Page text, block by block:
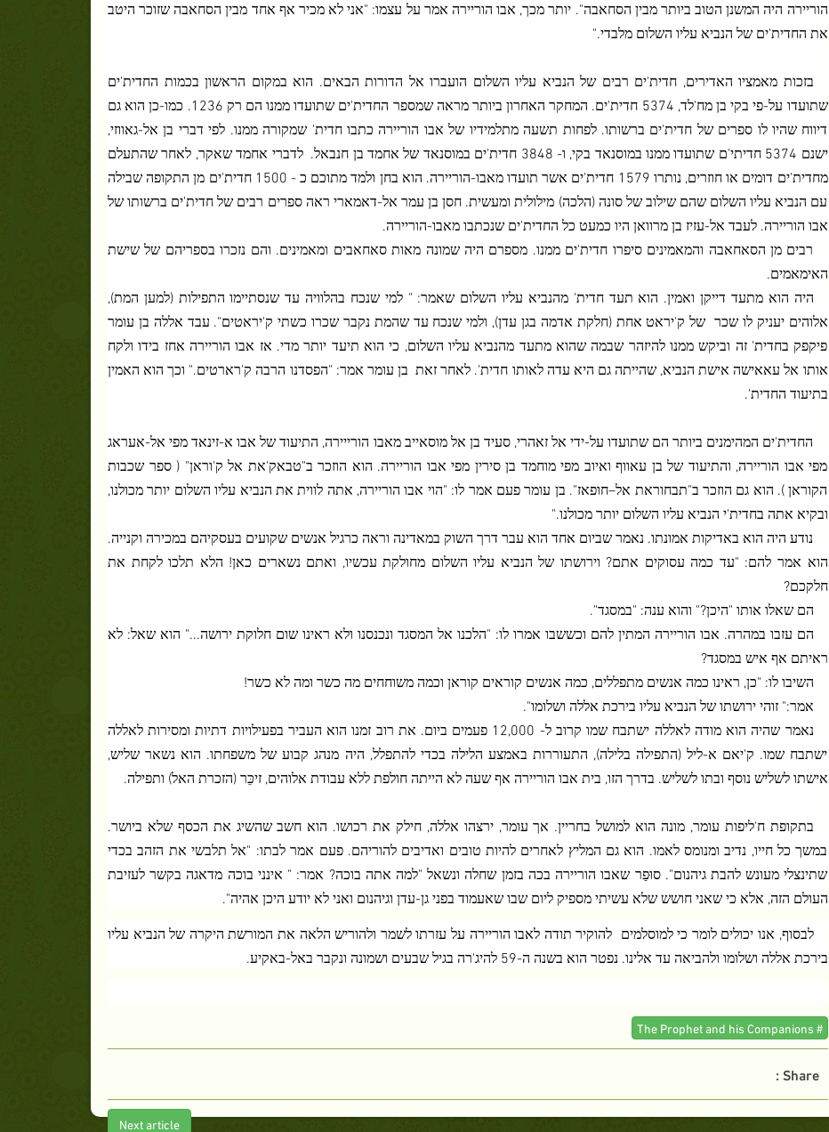
הוריירה היה המשנן הטוב ביותר מבין הסחאבה". יותר מכך, אבו הוריירה אמר על עצמו: "אני לא מכיר אף אחד מבין הסחאבה שזוכר היטב
את החדית'ים של הנביא עליו השלום מלבדי."
בזכות מאמציו האדירים, חדית'ים רבים של הנביא עליו השלום הועברו אל הדורות הבאים. הוא במקום הראשון בכמות החדית'ים
שתועדו על-פי בקי בן מח'לד, 5374 חדית'ים. המחקר האחרון ביותר מראה שמספר החדית'ים שתועדו ממנו הם רק 1236. כמו-כן הוא גם
דיווח שהיו לו ספרים של חדית'ים ברשותו. לפחות תשעה מתלמידיו של אבו הוריירה כתבו חדית' שמקורה ממנו. לפי דברי בן אל-גאווזי,
ישנם 5374 חדיתי'ם שתועדו ממנו במוסנאד בקי, ו- 3848 חדית'ים במוסנאד של אחמד בן חנבאל.
לדברי אחמד שאקר, לאחר שהתעלם
מחדית'ים דומים או חוזרים, נותרו 1579 חדית'ים אשר תועדו מאבו-הוריירה. הוא בחן ולמד מתוכם כ - 1500 חדית'ים מן התקופה שבילה
עם הנביא עליו השלום שהם שילוב של סונה (הלכה) מילולית ומעשית. חסן בן עמר אל-דאמארי ראה ספרים רבים של חדית'ים ברשותו של
אבו הוריירה. לעבד אל-עזיז בן מרוואן היו כמעט כל החדית'ים שנכתבו מאבו-הוריירה.
רבים מן הסאחאבה והמאמינים סיפרו חדית'ים ממנו. מספרם היה שמונה מאות סאחאבים ומאמינים. והם נזכרו בספריהם של שישת
האימאמים.
היה הוא מתעד דייקן ואמין. הוא תעד חדית' מהנביא עליו השלום שאמר: " למי שנכח בהלוויה עד שנסתיימו התפילות (למען המת),
אלוהים יעניק לו שכר של ק'יראט אחת (חלקת אדמה בגן עדן), ולמי שנכח עד שהמת נקבר שכרו כשתי ק'יראטים". עבד אללה בן עומר
פיקפק בחדית' זה וביקש ממנו להיזהר שבמה שהוא מתעד מהנביא עליו השלום, כי הוא תיעד יותר מדי. אז אבו הוריירה אחז בידו ולקח
אותו אל עאאישה אישת הנביא, שהייתה גם היא עדה לאותו חדית'. לאחר זאת בן עומר אמר: "הפסדנו הרבה ק'רארטים." וכך הוא האמין
בתיעוד החדית'.
החדית'ים המהימנים ביותר הם שתועדו על-ידי אל זאהרי, סעיד בן אל מוסאייב מאבו הורייירה, התיעוד של אבו א-זינאד מפי אל-אעראג
מפי אבו הוריירה, והתיעוד של בן עאווף ואיוב מפי מוחמד בן סירין מפי אבו הוריירה. הוא הוזכר ב"טבאק'את אל ק'וראן" ( ספר שכבות
הקוראן ). הוא גם הוזכר ב"תבחוראת אל–חופאז". בן עומר פעם אמר לו: "הוי אבו הוריירה, אתה לווית את הנביא עליו השלום יותר מכולנו,
ובקיא אתה בחדית'י הנביא עליו השלום יותר מכולנו."
נודע היה הוא באדיקות אמונתו. נאמר שביום אחד הוא עבר דרך השוק במאדינה וראה כרגיל אנשים שקועים בעסקיהם במכירה וקנייה.
הוא אמר להם: "עד כמה עסוקים אתם? וירושתו של הנביא עליו השלום מחולקת עכשיו, ואתם נשארים כאן! הלא תלכו לקחת את
חלקכם?
הם שאלו אותו "היכן?" והוא ענה: "במסגד".
הם עזבו במהרה. אבו הוריירה המתין להם וכששבו אמרו לו: "הלכנו אל המסגד ונכנסנו ולא ראינו שום חלוקת ירושה..." הוא שאל: לא
ראיתם אף איש במסגד?
השיבו לו: "כן, ראינו כמה אנשים מתפללים, כמה אנשים קוראים קוראן וכמה משוחחים מה כשר ומה לא כשר!
אמר:" זוהי ירושתו של הנביא עליו בירכת אללה ושלומו".
נאמר שהיה הוא מודה לאללה ישתבח שמו קרוב ל- 12,000 פעמים ביום. את רוב זמנו הוא העביר בפעילויות דתיות ומסירות לאללה
ישתבח שמו. ק'יאם א-ליל (התפילה בלילה), התעוררות באמצע הלילה בכדי להתפלל, היה מנהג קבוע של משפחתו. הוא נשאר שליש,
אישתו לשליש נוסף ובתו לשליש. בדרך הזו, בית אבו הוריירה אף שעה לא הייתה חולפת ללא עבודת אלוהים, זיכֵּר (הזכרת האל) ותפילה.
בתקופת ח'ליפות עומר, מונה הוא למושל בחריין. אך עומר, ירצהו אללה, חילק את רכושו. הוא חשב שהשיג את הכסף שלא ביושר.
במשך כל חייו, נדיב ומנומס לאמו. הוא גם המליץ לאחרים להיות טובים ואדיבים להוריהם. פעם אמר לבתו: "אל תלבשי את הזהב בכדי
שתינצלי מעונש להבת גיהנום". סוּפַר שאבו הוריירה בכה בזמן שחלה ונשאל "למה אתה בוכה? אמר: " אינני בוכה מדאגה בקשר לעזיבת
העולם הזה, אלא כי שאני חושש שלא עשיתי מספיק ליום שבו שאעמוד בפני גן-עדן וגיהנום ואני לא יודע היכן אהיה".
לבסוף, אנו יכולים לומר כי למוסלמים להוקיר תודה לאבו הוריירה על עזרתו לשמר ולהוריש הלאה את המורשת היקרה של הנביא עליו
בירכת אללה ושלומו ולהביאה עד אלינו. נפטר הוא בשנה ה-59 להיג'רה בגיל שבעים ושמונה ונקבר באל-באקיע.
# The Prophet and his Companions
Share :
Next article